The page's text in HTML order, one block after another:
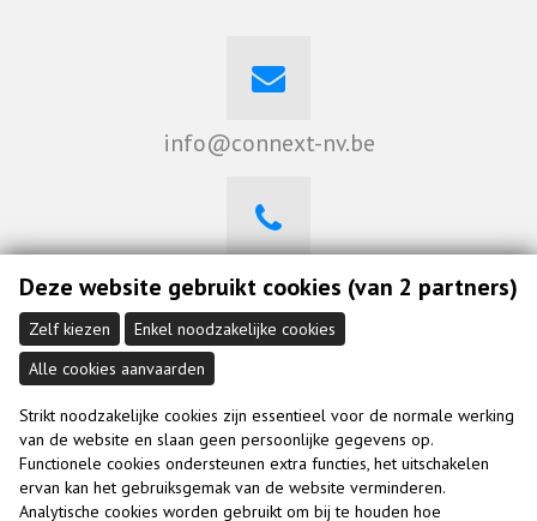
Deze website gebruikt cookies (van 2 partners)
Zelf kiezen
Enkel noodzakelijke cookies
Alle cookies aanvaarden
Strikt noodzakelijke cookies zijn essentieel voor de normale werking
van de website en slaan geen persoonlijke gegevens op.
Functionele cookies ondersteunen extra functies, het uitschakelen
ervan kan het gebruiksgemak van de website verminderen.
Analytische cookies worden gebruikt om bij te houden hoe
info@connext-nv.be
0470 262 008
Bekijk ons op Linkedin